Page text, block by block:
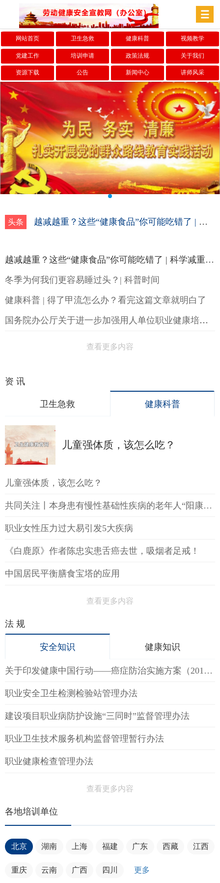
网站首页 卫生急救 健康科普 视频教学
党建工作 培训申请 政策法规 关于我们
资源下载 公告 新闻中心 讲师风采
头条 越减越重？这些“健康食品”你可能吃错了 | 科学减重一起来
越减越重？这些“健康食品”你可能吃错了 | 科学减重一起来
冬季为何我们更容易睡过头？| 科普时间
健康科普 | 得了甲流怎么办？看完这篇文章就明白了
国务院办公厅关于进一步加强用人单位职业健康培训工作的通知
查看更多内容
资 讯
卫生急救 健康科普
儿童强体质，该怎么吃？
儿童强体质，该怎么吃？
共同关注丨本身患有慢性基础性疾病的老年人“阳康”后如何提高免疫力
职业女性压力过大易引发5大疾病
《白鹿原》作者陈忠实患舌癌去世，吸烟者足戒！
中国居民平衡膳食宝塔的应用
查看更多内容
法 规
安全知识 健康知识
关于印发健康中国行动——癌症防治实施方案（2019—2022年）的通知
职业安全卫生检测检验站管理办法
建设项目职业病防护设施“三同时”监督管理办法
职业卫生技术服务机构监督管理暂行办法
职业健康检查管理办法
查看更多内容
各地培训单位
北京 湖南 上海 福建 广东 西藏 江西
重庆 云南 广西 四川 更多